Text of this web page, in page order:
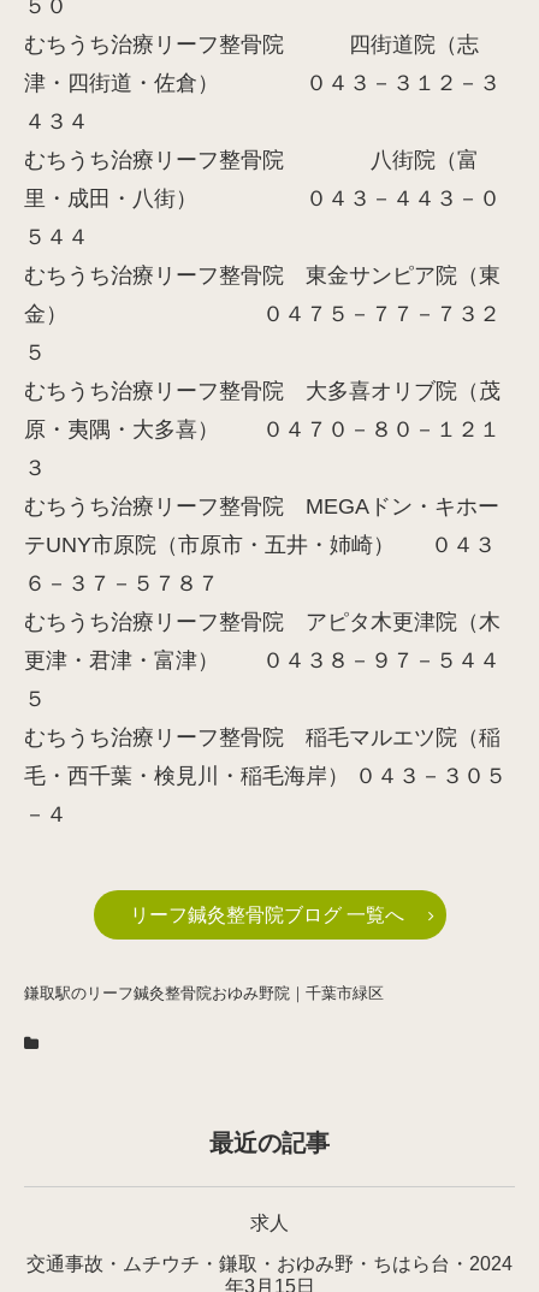
５０
むちうち治療リーフ整骨院 四街道院（志
津・四街道・佐倉） ０４３－３１２－３
４３４
むちうち治療リーフ整骨院 八街院（富
里・成田・八街） ０４３－４４３－０
５４４
むちうち治療リーフ整骨院 東金サンピア院（東
金） ０４７５－７７－７３２
５
むちうち治療リーフ整骨院 大多喜オリブ院（茂
原・夷隅・大多喜） ０４７０－８０－１２１
３
むちうち治療リーフ整骨院 MEGAドン・キホー
テUNY市原院（市原市・五井・姉崎） ０４３
６－３７－５７８７
むちうち治療リーフ整骨院 アピタ木更津院（木
更津・君津・富津） ０４３８－９７－５４４
５
むちうち治療リーフ整骨院 稲毛マルエツ院（稲
毛・西千葉・検見川・稲毛海岸） ０４３－３０５
－４
リーフ鍼灸整骨院ブログ 一覧へ
鎌取駅のリーフ鍼灸整骨院おゆみ野院｜千葉市緑区
最近の記事
求人
交通事故・ムチウチ・鎌取・おゆみ野・ちはら台・2024
年3月15日